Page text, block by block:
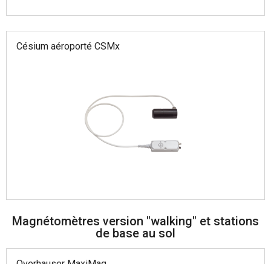
Сésium aéroporté CSMx
Magnétomètres version "walking" et stations
de base au sol